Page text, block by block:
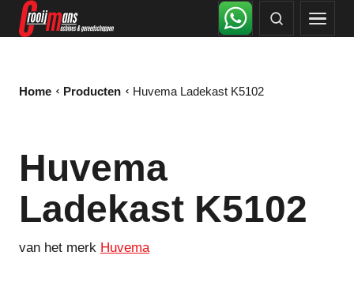
Home Producten Huvema Ladekast K5102
Huvema
Ladekast K5102
van het merk Huvema